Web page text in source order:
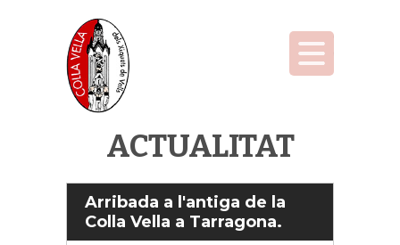
ACTUALITAT
Arribada a l'antiga de la
Colla Vella a Tarragona.